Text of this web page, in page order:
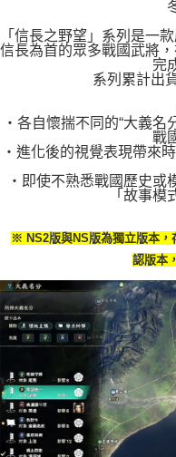
「信長之野望」系列是一
信長為首的眾多戰國武將
完
系列累計出
・各自懷揣不同的“大義
戰
・進化後的視覺表現帶來
・即使不熟悉戰國歷史或
「故事模
※ NS2版與NS版為獨立版本，
認版本